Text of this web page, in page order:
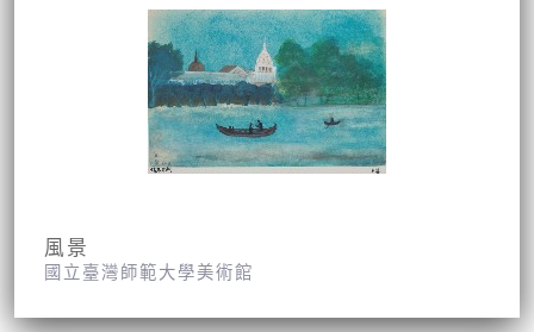
風景
國立臺灣師範大學美術館